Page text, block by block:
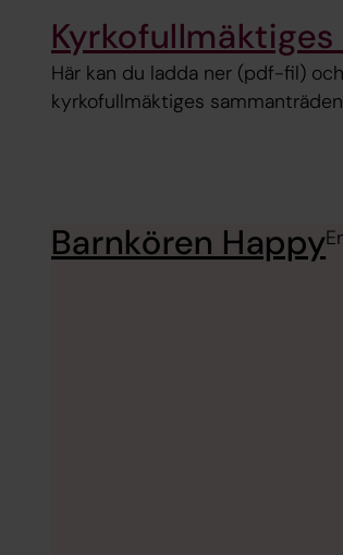
Här kan du ladda ner (pdf-fil)
kyrkofullmäktiges
Barnkören Happy